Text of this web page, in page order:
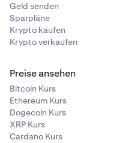
Geld senden
Sparpläne
Krypto kaufen
Krypto verkaufen
Preise ansehen
Bitcoin Kurs
Ethereum Kurs
Dogecoin Kurs
XRP Kurs
Cardano Kurs